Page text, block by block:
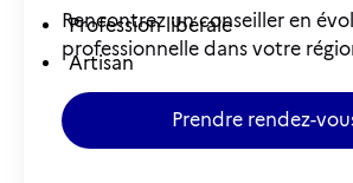
Profession libérale
Artisan
Rencontrez un conseiller en
professionnelle dans votre
Prendre rendez-